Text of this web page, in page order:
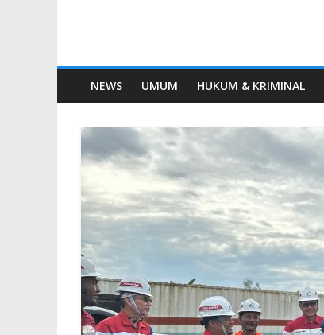
NEWS UMUM HUKUM & KRIMINAL